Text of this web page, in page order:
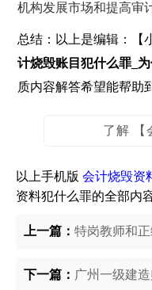
机构发展市场和提高审
总结：以上是编辑：【
计烧毁账目犯什么罪_
质内容解答希望能帮助
了解 【
以上手机版 会计烧毁资
资料犯什么罪的全部内
上一篇： 特岗教师和
下一篇： 广州一级建